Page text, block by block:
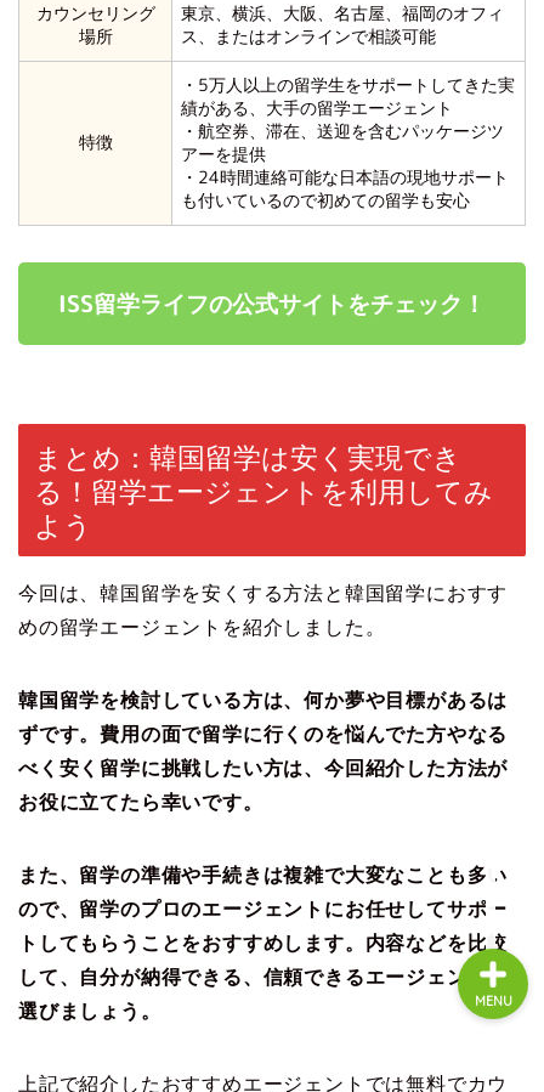
カウンセリング
場所
東京、横浜、大阪、名古屋、福岡のオフィ
ス、またはオンラインで相談可能
特徴
・5万人以上の留学生をサポートしてきた実
績がある、大手の留学エージェント
・航空券、滞在、送迎を含むパッケージツ
アーを提供
・24時間連絡可能な日本語の現地サポート
も付いているので初めての留学も安心
ISS留学ライフの公式サイトをチェック！
まとめ：韓国留学は安く実現でき
る！留学エージェントを利用してみ
よう
今回は、韓国留学を安くする方法と韓国留学におすす
めの留学エージェントを紹介しました。
韓国留学を検討している方は、何か夢や目標があるは
ずです。費用の面で留学に行くのを悩んでた方やなる
べく安く留学に挑戦したい方は、今回紹介した方法が
お役に立てたら幸いです。
また、留学の準備や手続きは複雑で大変なことも多い
ので、留学のプロのエージェントにお任せしてサポー
トしてもらうことをおすすめします。内容などを比較
して、自分が納得できる、信頼できるエージェントを
選びましょう。
上記で紹介したおすすめエージェントでは無料でカウ
MENU
Korean Withとは？
韓国語教室・教材向け広告
掲載のご案内